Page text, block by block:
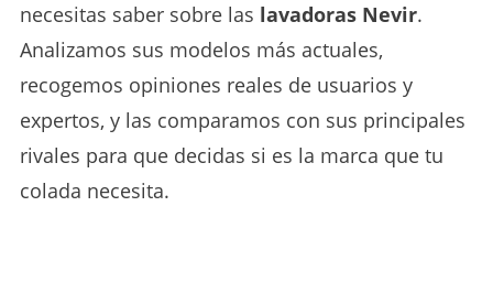
necesitas saber sobre las lavadoras Nevir.
Analizamos sus modelos más actuales,
recogemos opiniones reales de usuarios y
expertos, y las comparamos con sus principales
rivales para que decidas si es la marca que tu
colada necesita.